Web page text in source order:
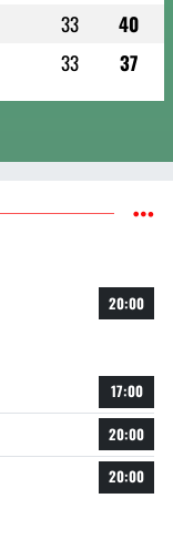
33 40
33 37
20:00
17:00
20:00
20:00